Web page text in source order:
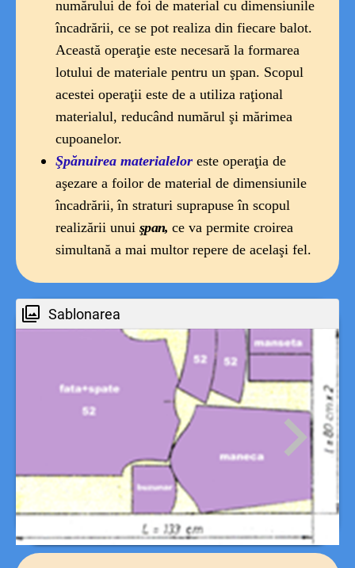
numărului de foi de material cu dimensiunile
încadrării, ce se pot realiza din fiecare balot.
Această operaţie este necesară la formarea
lotului de materiale pentru un şpan. Scopul
acestei operaţii este de a utiliza raţional
materialul, reducând numărul şi mărimea
cupoanelor.
Şpănuirea materialelor este operaţia de
aşezare a foilor de material de dimensiunile
încadrării, în straturi suprapuse în scopul
realizării unui şpan, ce va permite croirea
simultană a mai multor repere de acelaşi fel.
Sablonarea